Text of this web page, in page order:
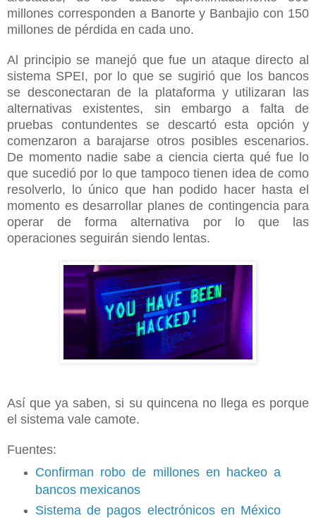
millones corresponden a Banorte y Banbajio con 150
millones de pérdida en cada uno.
Al principio se manejó que fue un ataque directo al
sistema SPEI, por lo que se sugirió que los bancos
se desconectaran de la plataforma y utilizaran las
alternativas existentes, sin embargo a falta de
pruebas contundentes se descartó esta opción y
comenzaron a barajarse otros posibles escenarios.
De momento nadie sabe a ciencia cierta qué fue lo
que sucedió por lo que tampoco tienen idea de como
resolverlo, lo único que han podido hacer hasta el
momento es desarrollar planes de contingencia para
operar de forma alternativa por lo que las
operaciones seguirán siendo lentas.
Así que ya saben, si su quincena no llega es porque
el sistema vale camote.
Fuentes:
Confirman robo de millones en hackeo a
bancos mexicanos
Sistema de pagos electrónicos en México